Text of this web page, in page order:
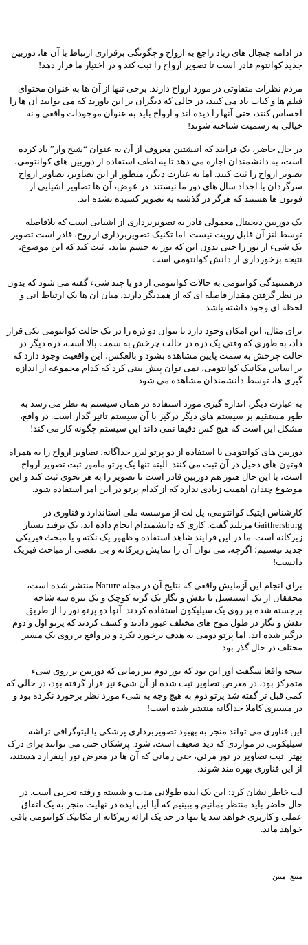
در ادامه جنجال های زیاد راجع به ارواح و چگونگی برقراری ارتباط با آن ها، دوربین
جدید کوانتوم قادر است تا تصویر ارواح را ثبت کند و در اختیار ما قرار دهد!
مردم نظرات متفاوتی در مورد ارواح دارند. برخی تنها از آن ها به عنوان محتوای
فیلم ها و کتاب یاد می کنند، در حالی که دیگران بر این باورند که می توانند آن ها را
احساس کنند، حتی آنها را دیده اند و ارواح باید به عنوان موجودات واقعی و نه
خیالی به رسمیت شناخته شوند!
در حال حاضر، یک فرایند که انیشتین معروف از آن به عنوان “شبح وار” یاد کرده
است، به دانشمندان اجازه می دهد تا به لطف استفاده از دوربین های کوانتومی،
تصویر ارواح را ثبت کنند. اما به عبارت دیگر، منظور از این تصاویر، تصاویر ارواح
سرگردان یا اجداد سال های دور ما نیستند. در عوض، آن ها تصاویر اشیایی از
فوتون ها هستند که هرگز در گذشته به تصویر کشیده نشده اند.
یک دوربین دیجیتال معمولی قادر به تصویربرداری از اشیایی است که بلافاصله
توسط لنز آن قابل رویت نیست. اما تکنیک تصویربرداری از روح، قادر است تصویر
یک شیء از نور را حتی بدون این که نور به جسم بتابد، ثبت کند که این موضوع،
نتیجه برخورداری از دانش کوانتومی است.
درهمتنیدگی کوانتومی به حالات کوانتومی از دو یا چند شیء گفته می شود که بدون
در نظر گرفتن مقدار فاصله ای که از همدیگر دارند، میان آن ها یک ارتباط آنی و
لحظه ای وجود داشته باشد.
برای مثال، این امکان وجود دارد تا بتوان دو ذره را در یک حالت کوانتومی تکی قرار
داد، به طوری که وقتی یک ذره در حالت چرخش به سمت بالا است، ذره دیگر در
حالت چرخش به سمت پایین مشاهده بشود و بالعکس، این واقعیت وجود دارد که
بر اساس مکانیک کوانتومی، نمی توان پیش بینی کرد که کدام مجموعه از اندازه
گیری ها، توسط دانشمندان مشاهده می شود.
به عبارت دیگر، اندازه گیری مورد استفاده در همان سیستم به نظر می رسد به
طور مستقیم بر سیستم های دیگر درگیر با آن سیستم تاثیر گذار است. در واقع،
مشکل این است که هیچ کس دقیقا نمی داند این سیستم چگونه کار می کند!
دوربین های کوانتومی با استفاده از دو پرتو لیزر جداگانه، تصاویر ارواح را به همراه
فوتون های دخیل در آن ثبت می کنند. البته تنها یک پرتو مامور ثبت تصویر ارواح
است، با این حال هنوز هم دوربین قادر است تا تصویر را به هر نحوی ثبت کند و این
موضوع چندان اهمیت زیادی ندارد که از کدام پرتو در این امر استفاده شود.
کارشناس اپتیک کوانتومی، پل لت از موسسه ملی استاندارد و فناوری در
Gaithersburg مریلند گفت: کاری که دانشمندام انجام داده اند، یک ترفند بسیار
زیرکانه است. ما در این فرایند شاهد استفاده و ظهور یک نکته و یا مبحث فیزیکی
جدید نیستیم؛ اگرچه، می توان آن را نمایش زیرکانه و بی نقصی از مباحث فیزیک
دانست!
برای انجام این آزمایش واقعی که نتایج آن در مجله Nature منتشر شده است،
محققان از یک استنسیل با نقش و نگار یک گربه کوچک و یک نیزه سه شاخه
برجسته شده بر روی یک سیلیکون استفاده کردند. آنها دو پرتو نور را از طریق
نقش و نگار در طول موج های مختلف عبور دادند و کشف کردند که پرتو اول و دوم
درگیر شده اند، اما پرتو دومی به هدف برخورد نکرد و در واقع بر روی یک مسیر
مختلف در حال گذر بود.
نتیجه واقعا شگفت آور این بود که نور دوم نیز زمانی که دوربین بر روی شیء
متمرکز بود، در معرض تصاویر ثبت شده از آن شیء نیر قرار گرفته بود، در حالی که
کمی قبل تر گفته شد پرتو دوم به هیچ وجه به شیء مورد نظر برخورد نکرده بود و
در مسیری کاملا جداگانه منتشر شده است!
این فناوری می تواند منجر به بهبود تصویربرداری پزشکی یا لیتوگرافی تراشه
سیلیکونی در مواردی که دید ضعیف است، شود. پزشکان حتی می توانند برای درک
بهتر ثبت تصاویر در نور مرئی، حتی زمانی که آن ها در معرض نور اینفرارد هستند،
از این فناوری بهره مند شوند.
لت خاطر نشان کرد: این یک ایده طولانی مدت و شسته و رفته تجربی است. در
حال حاضر باید منتظر بمانیم و ببینیم که آیا این ایده در نهایت منجر به یک اتفاق
عملی و کاربری خواهد شد یا تنها در حد یک ارائه زیرکانه از مکانیک کوانتومی باقی
خواهد ماند.
منبع: متین